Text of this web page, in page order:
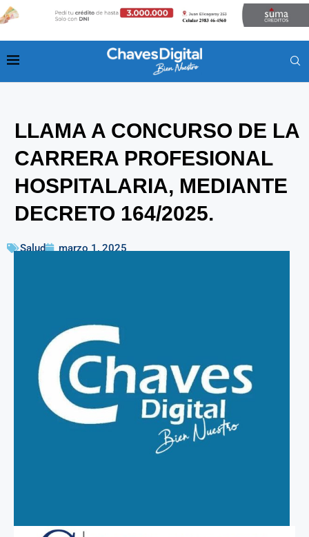
LLAMA A CONCURSO DE LA
CARRERA PROFESIONAL
HOSPITALARIA, MEDIANTE
DECRETO 164/2025.
Salud marzo 1, 2025